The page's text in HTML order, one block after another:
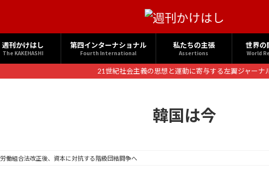
週刊かけはし
The KAKEHASHI
第四インターナショナル
Fourth International
私たちの主張
Assertions
世界の
World
21世紀社会主義の思想と運動に寄与する左翼ジャーナ
韓国は今
労働組合法改正後、資本に対抗する階級団結闘争へ